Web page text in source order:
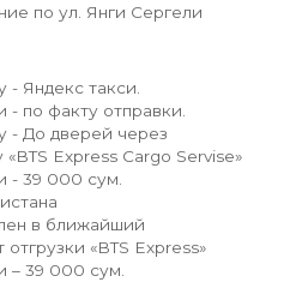
по ул. Янги Сергели
- Яндекс такси.
- по факту отправки.
- До дверей через
Express Cargo Servise»
- 39 000 сум.
в ближайший
«BTS Express»
– 39 000 сум.